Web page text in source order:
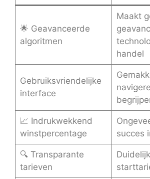
🌟 Geavanceerde
algoritmen
Maakt
handel
Gebruiksvriendelijke
interface
📈 Indrukwekkend
winstpercentage
succes
🔍 Transparante
tarieven